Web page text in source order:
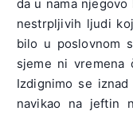
da u nama
nestrpljivih ljudi
bilo u poslovnom
sjeme ni vremena
Izdignimo se
navikao na jeftin